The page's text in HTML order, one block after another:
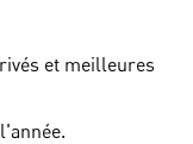
et meilleures